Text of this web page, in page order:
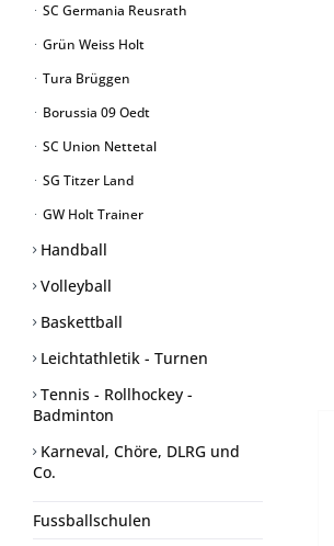
SC Germania Reusrath
Grün Weiss Holt
Tura Brüggen
Borussia 09 Oedt
SC Union Nettetal
SG Titzer Land
GW Holt Trainer
Handball
Volleyball
Baskettball
Leichtathletik - Turnen
Tennis - Rollhockey -
Badminton
Karneval, Chöre, DLRG und
Co.
Fussballschulen